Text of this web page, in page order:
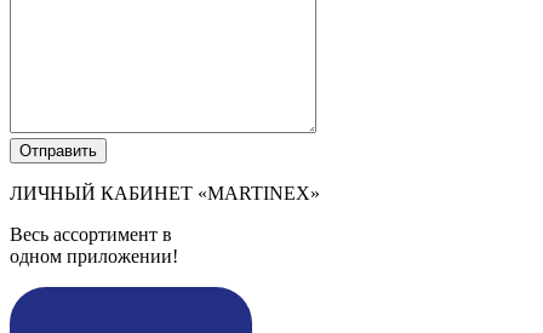
ЛИЧНЫЙ КАБИНЕТ «MARTINEX»
Весь ассортимент в
одном приложении!